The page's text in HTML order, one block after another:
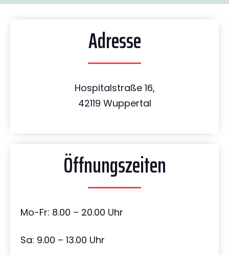
Adresse
Hospitalstraße 16,
42119 Wuppertal
Öffnungszeiten
Mo-Fr: 8.00 – 20.00 Uhr
Sa: 9.00 – 13.00 Uhr